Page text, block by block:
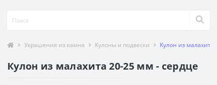
Украшения из камня Кулоны и подвески Кулон из
Кулон из малахита 20-25 мм - сердце